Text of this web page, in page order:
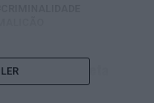
em bicicleta